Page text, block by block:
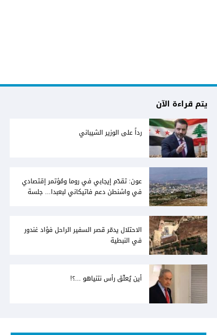
يتم قراءة الآن
رداً على الوزير الشيباني
عون: تقدّم إيجابي في روما ومُؤتمر إقتصادي
في واشنطن دعم فاتيكاني لبعبدا... جلسة
الاحتلال يدمّر قصر السفير الراحل فؤاد غندور
في النبطية
أين يُعلّق رأس نتنياهو ...؟!